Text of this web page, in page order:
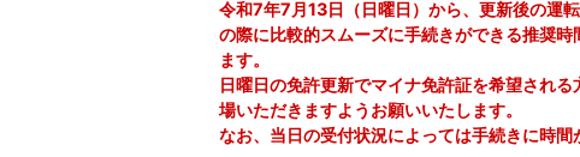
令和7年7月13日（日曜日）から、更新後の運
の際に比較的スムーズに手続きができる推奨
ます。
日曜日の免許更新でマイナ免許証を希望され
場いただきますようお願いいたします。
なお、当日の受付状況によっては手続きに時間